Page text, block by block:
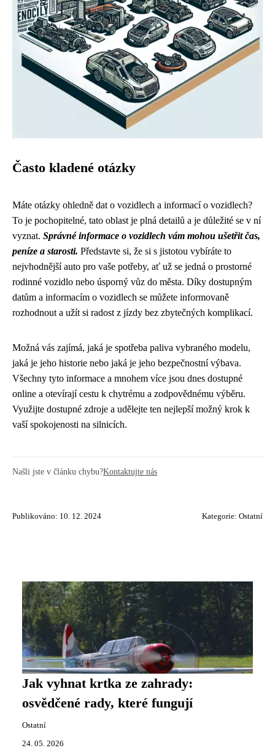
Často kladené otázky
Máte otázky ohledně dat o vozidlech a informací o vozidlech?
To je pochopitelné, tato oblast je plná detailů a je důležité se v ní
vyznat. Správné informace o vozidlech vám mohou ušetřit čas,
peníze a starosti. Představte si, že si s jistotou vybíráte to
nejvhodnější auto pro vaše potřeby, ať už se jedná o prostorné
rodinné vozidlo nebo úsporný vůz do města. Díky dostupným
datům a informacím o vozidlech se můžete informovaně
rozhodnout a užít si radost z jízdy bez zbytečných komplikací.
Možná vás zajímá, jaká je spotřeba paliva vybraného modelu,
jaká je jeho historie nebo jaká je jeho bezpečnostní výbava.
Všechny tyto informace a mnohem více jsou dnes dostupné
online a otevírají cestu k chytrému a zodpovědnému výběru.
Využijte dostupné zdroje a udělejte ten nejlepší možný krok k
vaší spokojenosti na silnicích.
Našli jste v článku chybu?Kontaktujte nás
Publikováno: 10. 12. 2024 Kategorie: Ostatní
Jak vyhnat krtka ze zahrady:
osvědčené rady, které fungují
Ostatní
24. 05. 2026